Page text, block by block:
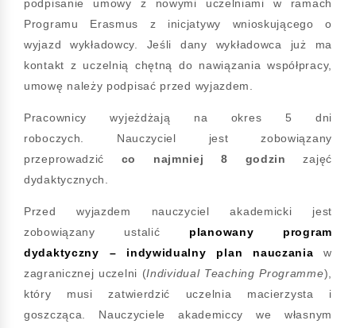
podpisanie umowy z nowymi uczelniami w ramach
Programu Erasmus z inicjatywy wnioskującego o
wyjazd wykładowcy. Jeśli dany wykładowca już ma
kontakt z uczelnią chętną do nawiązania współpracy,
umowę należy podpisać przed wyjazdem.
Pracownicy wyjeżdżają na okres 5 dni
roboczych. Nauczyciel jest zobowiązany
przeprowadzić co najmniej 8 godzin
zajęć
dydaktycznych.
Przed wyjazdem nauczyciel akademicki jest
zobowiązany ustalić planowany program
dydaktyczny – indywidualny plan nauczaniaw
zagranicznej uczelni (Individual Teaching Programme),
który musi zatwierdzić uczelnia macierzysta i
goszcząca. Nauczyciele akademiccy we własnym